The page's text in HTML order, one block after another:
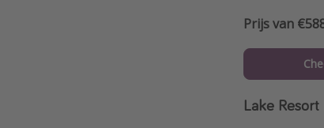
Prijs van
Lake